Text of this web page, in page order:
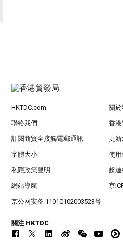
HKTDC.com 關
聯絡我們 香
訂閱商貿全接觸電郵通訊 更
字體大小 使
私隱政策聲明 超
網站導航 京
京公网安备 11010102003523号
關注 HKTDC